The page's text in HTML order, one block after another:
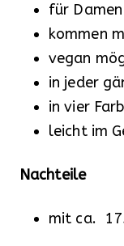
für
kommen
vegan
in jeder
in vier
leicht im
Nachteile
mit ca.